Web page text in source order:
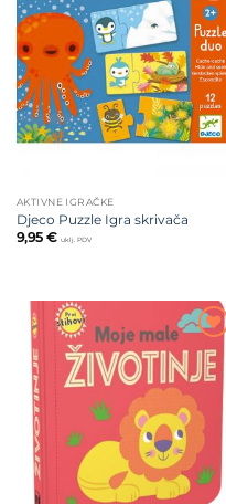
Dodajte
na listu
želja
AKTIVNE IGRAČKE
Djeco Puzzle Igra skrivača
9,95 € uklj. PDV
Dodajte
na listu
želja